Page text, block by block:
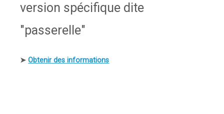
version spécifique dite
"passerelle"
➤Obtenir des informations